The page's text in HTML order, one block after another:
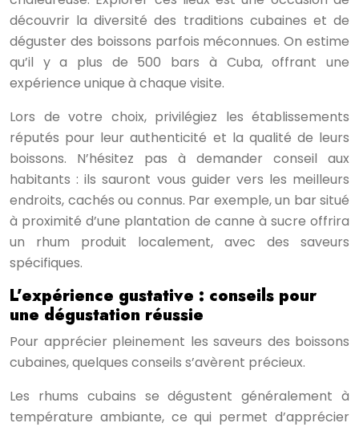
découvrir la diversité des traditions cubaines et de
déguster des boissons parfois méconnues. On estime
qu’il y a plus de 500 bars à Cuba, offrant une
expérience unique à chaque visite.
Lors de votre choix, privilégiez les établissements
réputés pour leur authenticité et la qualité de leurs
boissons. N’hésitez pas à demander conseil aux
habitants : ils sauront vous guider vers les meilleurs
endroits, cachés ou connus. Par exemple, un bar situé
à proximité d’une plantation de canne à sucre offrira
un rhum produit localement, avec des saveurs
spécifiques.
L’expérience gustative : conseils pour
une dégustation réussie
Pour apprécier pleinement les saveurs des boissons
cubaines, quelques conseils s’avèrent précieux.
Les rhums cubains se dégustent généralement à
température ambiante, ce qui permet d’apprécier